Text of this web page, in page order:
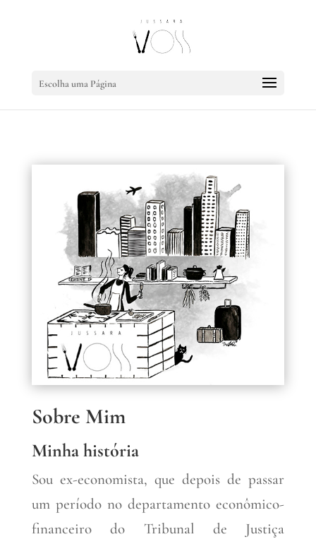
Escolha uma Página
Sobre Mim
Minha história
Sou ex-economista, que depois de passar
um período no departamento econômico-
financeiro do Tribunal de Justiça